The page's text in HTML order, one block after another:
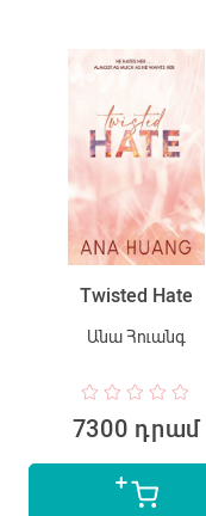
Twisted Hate
Անա Հուանգ
7300 դրամ